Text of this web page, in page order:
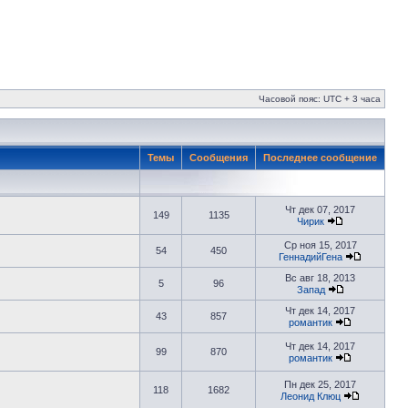
Часовой пояс: UTC + 3 часа
Темы Сообщения Последнее сообщение
149 1135
Чт дек 07, 2017
Чирик
54 450
Ср ноя 15, 2017
ГеннадийГена
5 96
Вс авг 18, 2013
Запад
43 857
Чт дек 14, 2017
романтик
99 870
Чт дек 14, 2017
романтик
118 1682
Пн дек 25, 2017
Леонид Клюц